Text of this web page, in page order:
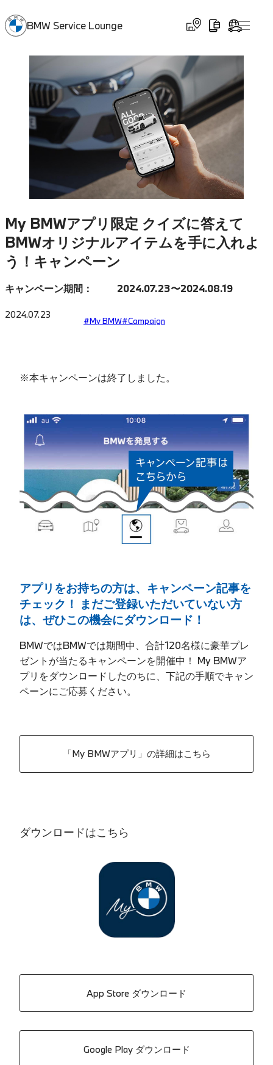
BMW Service Lounge
My BMWアプリ限定 クイズに答えて
BMWオリジナルアイテムを手に入れよ
う！キャンペーン
キャンペーン期間： 2024.07.23〜2024.08.19
2024.07.23
#My BMW#Campaign
※本キャンペーンは終了しました。
アプリをお持ちの方は、キャンペーン記事を
チェック！ まだご登録いただいていない方
は、ぜひこの機会にダウンロード！
BMWではBMWでは期間中、合計120名様に豪華プレ
ゼントが当たるキャンペーンを開催中！ My BMWア
プリをダウンロードしたのちに、下記の手順でキャン
ペーンにご応募ください。
「My BMWアプリ」の詳細はこちら
ダウンロードはこちら
App Store ダウンロード
Google Play ダウンロード